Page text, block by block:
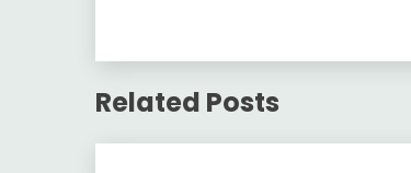
Related Posts